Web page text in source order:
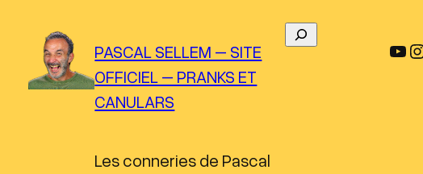
contenu
PASCAL SELLEM – SITE
OFFICIEL – PRANKS ET
CANULARS
Les conneries de Pascal
YouTube Instagram